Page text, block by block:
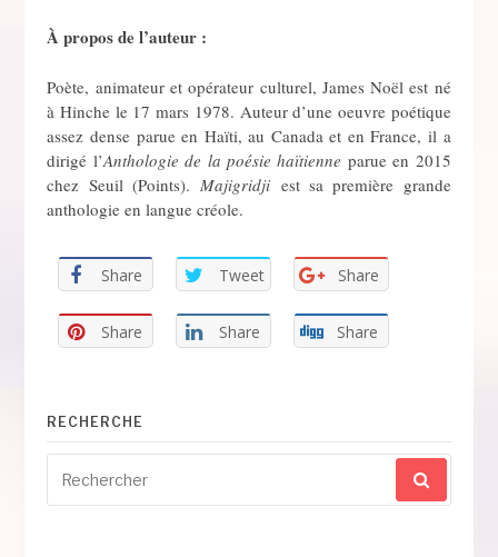
À propos de l’auteur :
Poète, animateur et opérateur culturel, James Noël est né
à Hinche le 17 mars 1978. Auteur d’une oeuvre poétique
assez dense parue en Haïti, au Canada et en France, il a
dirigé l’Anthologie de la poésie haïtienne parue en 2015
chez Seuil (Points). Majigridji est sa première grande
anthologie en langue créole.
Share Tweet Share
Share Share Share
RECHERCHE
pour
: